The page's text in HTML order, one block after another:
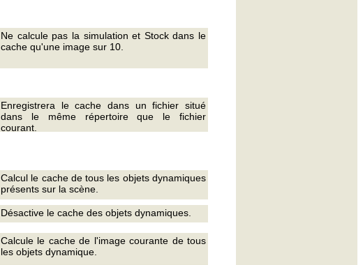
Enregistrera le cache dans un fichier situé
dans le même répertoire que le fichier
courant.
Ne calcule pas la simulation et Stock dans le
cache qu'une image sur 10.
Calcule le cache de l'image courante de tous
les objets dynamique.
Désactive le cache des objets dynamiques.
Calcul le cache de tous les objets dynamiques
présents sur la scène.